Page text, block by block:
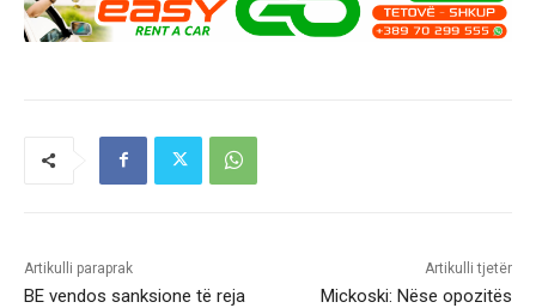
Artikulli paraprak
BE vendos sanksione të reja
Artikulli tjetër
Mickoski: Nëse opozitës